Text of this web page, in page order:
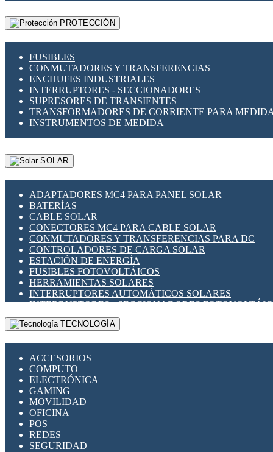
PROTECCIÓN
FUSIBLES
CONMUTADORES Y TRANSFERENCIAS
ENCHUFES INDUSTRIALES
INTERRUPTORES - SECCIONADORES
SUPRESORES DE TRANSIENTES
TRANSFORMADORES DE CORRIENTE PARA
INSTRUMENTOS DE MEDIDA
SOLAR
ADAPTADORES MC4 PARA PANEL SOLAR
BATERÍAS
CABLE SOLAR
CONECTORES MC4 PARA CABLE SOLAR
CONMUTADORES Y TRANSFERENCIAS PARA DC
CONTROLADORES DE CARGA SOLAR
ESTACIÓN DE ENERGÍA
FUSIBLES FOTOVOLTÁICOS
HERRAMIENTAS SOLARES
INTERRUPTORES AUTOMÁTICOS SOLARES
INTERRUPTORES - SECCIONADORES
MONTAJE PANEL SOLAR
PORTA FUSIBLES Y SECCIONADORES
TECNOLOGÍA
ACCESORIOS
COMPUTO
ELECTRÓNICA
GAMING
MOVILIDAD
OFICINA
POS
REDES
SEGURIDAD